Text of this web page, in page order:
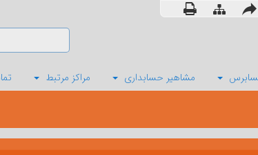
مشاهیر حسابداری مراکز مرتبط